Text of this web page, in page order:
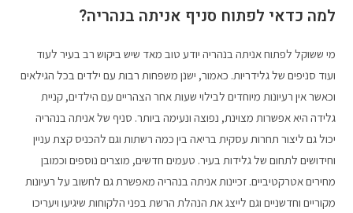
למה כדאי לפתוח סניף אניתה בנהריה?
מי ששוקל לפתוח אניתה בנהריה יודע טוב מאד שיש ביקוש רב בעיר לעוד
ועוד סניפים של גלידריות. כאמור, ישנן משפחות רבות עם ילדים בכל הגילאים
וכאשר אין רעיונות מיוחדים לבילוי שעות אחר הצהריים עם הילדים, קניית
גלידה היא אפשרות מצוינת, נפוצה ונעימה ביותר. סניף של אניתה בנהריה
יכול גם ליצור תחרות עסקית בריאה בין כמה רשתות וגם להכניס קצת עניין
וחידושים לתחום של גלידות בעיר. טעמים חדשים, מוצרים נוספים וכמובן
מחירים אטרקטיביים. זכיינות אניתה בנהריה מאפשרת גם לחשוב על רעיונות
מקוריים וחדשניים וגם לייצג את הנהלת הרשת בפני הלקוחות שיגיעו ויעריכו